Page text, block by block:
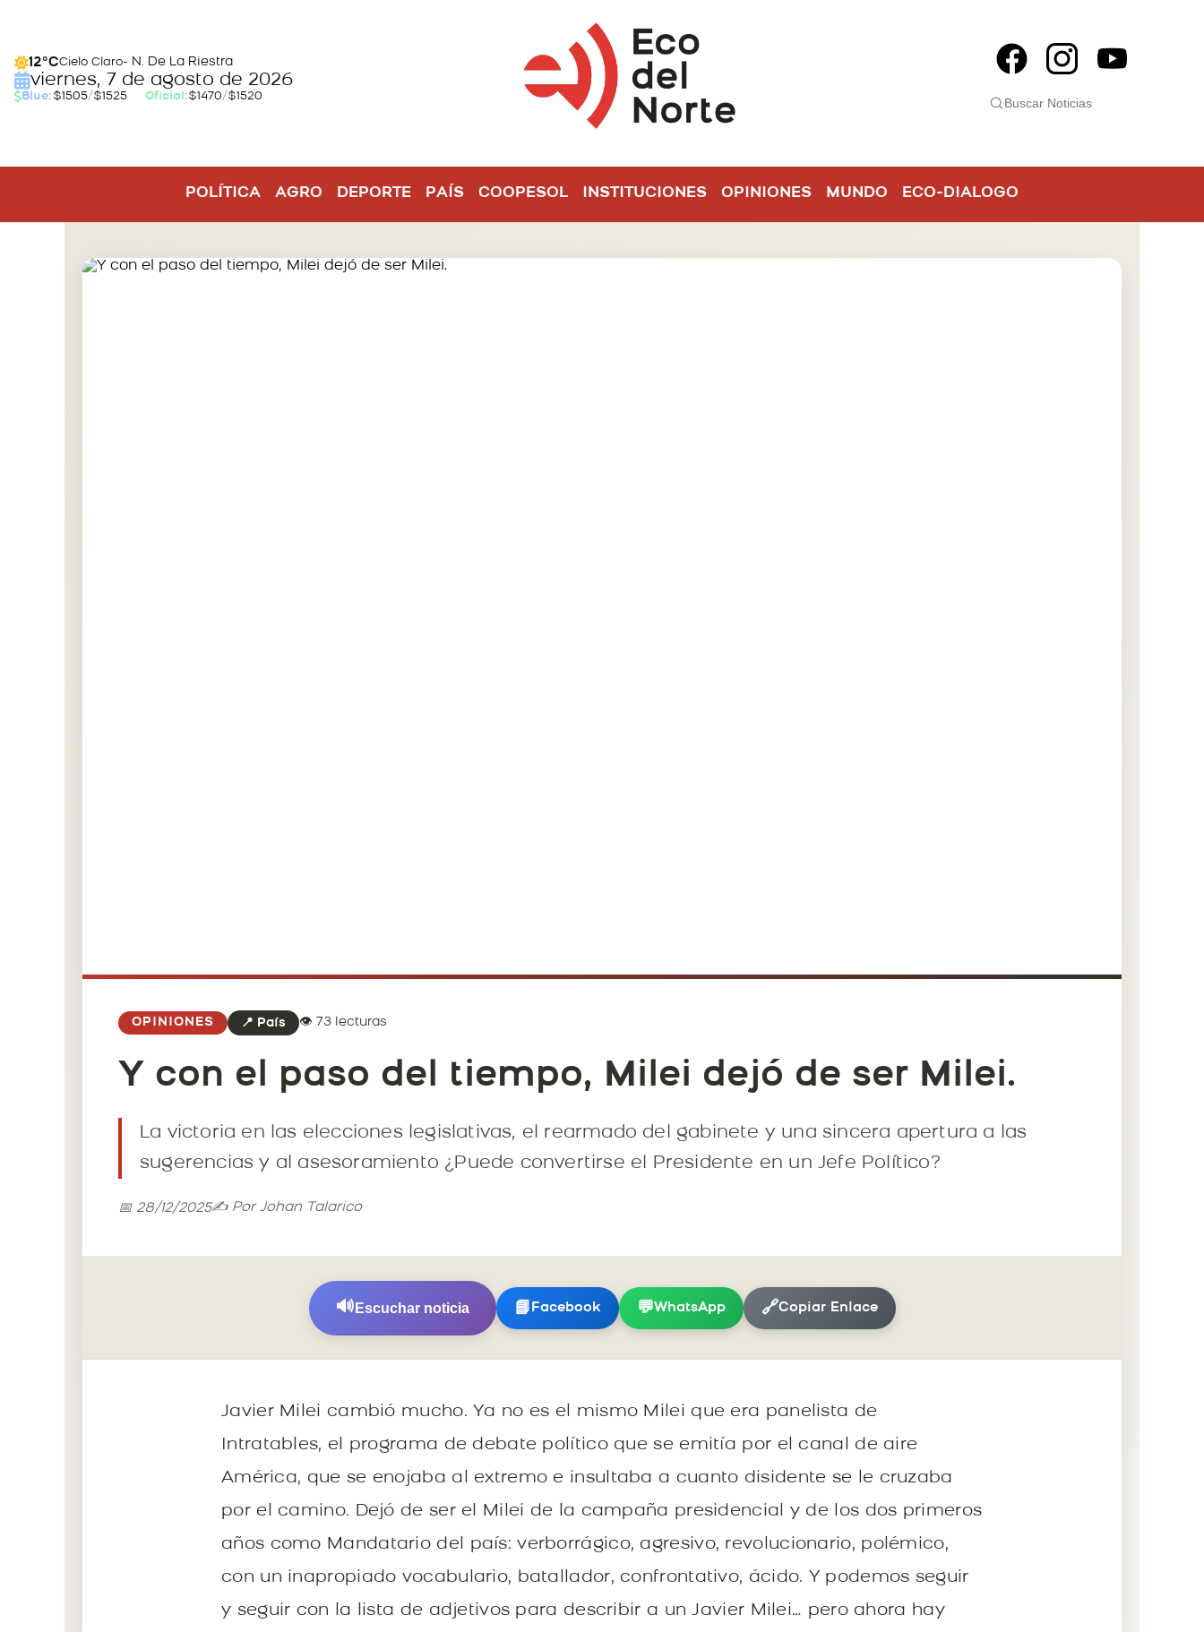
12°CCielo Claro- N. De La Riestra
viernes, 7 de agosto de 2026
Blue: $1505/$1525 Oficial:$1470/$1520
POLÍTICA AGRO DEPORTE PAÍS COOPESOL INSTITUCIONES OPINIONES MUNDO ECO-DIALOGO
OPINIONES 📍 País 👁️ 73 lecturas
Y con el paso del tiempo, Milei dejó de ser Milei.
La victoria en las elecciones legislativas, el rearmado del gabinete y una sincera apertura a las
sugerencias y al asesoramiento ¿Puede convertirse el Presidente en un Jefe Político?
📅 28/12/2025✍️ Por Johan Talarico
🔊 Escuchar noticia 📘 Facebook 💬WhatsApp 🔗Copiar Enlace
Javier Milei cambió mucho. Ya no es el mismo Milei que era panelista de
Intratables, el programa de debate político que se emitía por el canal de aire
América, que se enojaba al extremo e insultaba a cuanto disidente se le cruzaba
por el camino. Dejó de ser el Milei de la campaña presidencial y de los dos primeros
años como Mandatario del país: verborrágico, agresivo, revolucionario, polémico,
con un inapropiado vocabulario, batallador, confrontativo, ácido. Y podemos seguir
y seguir con la lista de adjetivos para describir a un Javier Milei… pero ahora hay